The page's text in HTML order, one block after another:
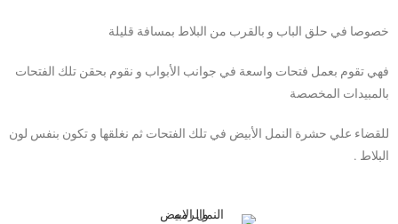
خصوصا في حلق الباب و بالقرب من البلاط بمسافة قليلة
فهي تقوم بعمل فتحات واسعة في جوانب الأبواب و نقوم بحقن تلك الفتحات
بالمبيدات المخصصة
للقضاء علي حشرة النمل الأبيض في تلك الفتحات ثم نغلقها و تكون بنفس لون
البلاط .